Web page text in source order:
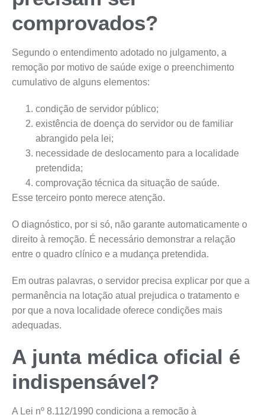
comprovados?
Segundo o entendimento adotado no julgamento, a
remoção por motivo de saúde exige o preenchimento
cumulativo de alguns elementos:
condição de servidor público;
existência de doença do servidor ou de familiar
abrangido pela lei;
necessidade de deslocamento para a localidade
pretendida;
comprovação técnica da situação de saúde.
Esse terceiro ponto merece atenção.
O diagnóstico, por si só, não garante automaticamente o
direito à remoção. É necessário demonstrar a relação
entre o quadro clínico e a mudança pretendida.
Em outras palavras, o servidor precisa explicar por que a
permanência na lotação atual prejudica o tratamento e
por que a nova localidade oferece condições mais
adequadas.
A junta médica oficial é
indispensável?
A Lei nº 8.112/1990 condiciona a remoção à